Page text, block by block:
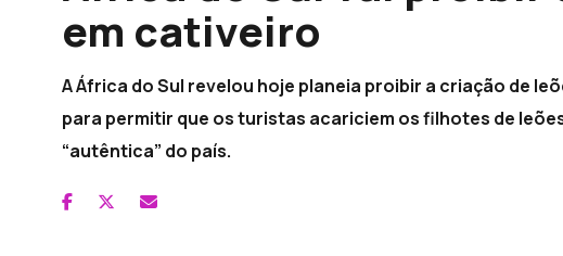
em cativeiro
A África do Sul revelou hoje planeia proibir a criação de
para permitir que os turistas acariciem os filhotes de
“autêntica” do país.